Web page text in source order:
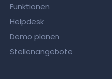
Funktionen
Helpdesk
Demo planen
Stellenangebote